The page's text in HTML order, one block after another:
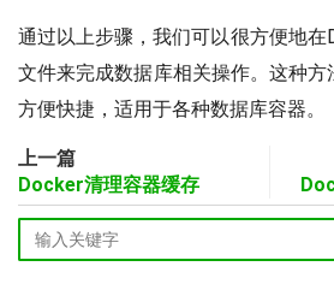
通过以上步骤，我们可以很方便地在
文件来完成数据库相关操作。这种方
方便快捷，适用于各种数据库容器。
上一篇
Docker清理容器缓存